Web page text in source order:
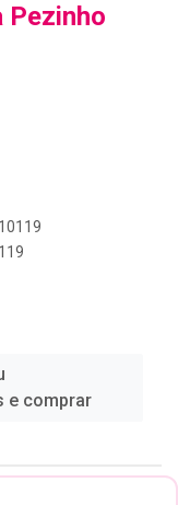
Pezinho
e comprar